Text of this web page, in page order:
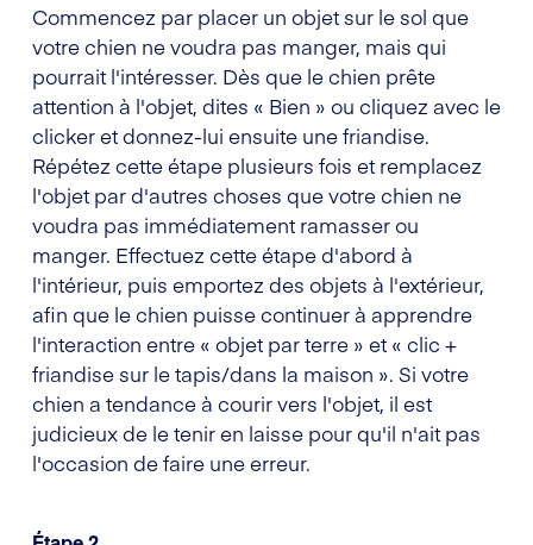
Commencez par placer un objet sur le sol que
votre chien ne voudra pas manger, mais qui
pourrait l'intéresser. Dès que le chien prête
attention à l'objet, dites « Bien » ou cliquez avec le
clicker et donnez-lui ensuite une friandise.
Répétez cette étape plusieurs fois et remplacez
l'objet par d'autres choses que votre chien ne
voudra pas immédiatement ramasser ou
manger. Effectuez cette étape d'abord à
l'intérieur, puis emportez des objets à l'extérieur,
afin que le chien puisse continuer à apprendre
l'interaction entre « objet par terre » et « clic +
friandise sur le tapis/dans la maison ». Si votre
chien a tendance à courir vers l'objet, il est
judicieux de le tenir en laisse pour qu'il n'ait pas
l'occasion de faire une erreur.